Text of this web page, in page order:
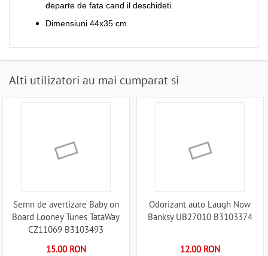
departe de fata cand il deschideti.
Dimensiuni 44x35 cm.
Alti utilizatori au mai cumparat si
Semn de avertizare Baby on
Board Looney Tunes TataWay
CZ11069 B3103493
15.00 RON
Odorizant auto Laugh Now
Banksy UB27010 B3103374
12.00 RON